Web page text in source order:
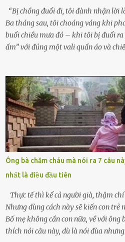
hỏn, bàn tay bé xíu co quắp, ...
“Bị chồng đuổi đi, tôi đành nhận lời
Ba tháng sau, tôi choáng váng khi
buổi chiều mưa đó – khi tôi bị đuổi
ấm” với đúng một vali quần áo và
cưới cô để có con. Không phải để
khóc lóc,” anh ta gằn giọng, đẩy
Tiếng cánh cửa đóng lại, vang lên
đứng chết lặng giữa cơn mưa, không
mất sớm. Tôi chẳng có anh chị em.
ai thân thiết đến mức có thể mở lòng
bận rộn với gia đình riêng của họ. Tôi
xuân vào người chồng ấy – và giờ,
chiếc xe buýt cuối ngày, trốn chạy
Ông bà chăm cháu mà nói ra 7 câu
nhất là điều đầu tiên
Thực tế thì kể cả người già, thậm chí
Nhưng dùng cách này sẽ kiến con
Bố mẹ không cần con nữa, về với
thích nói câu này, dù là nói đùa nhưng